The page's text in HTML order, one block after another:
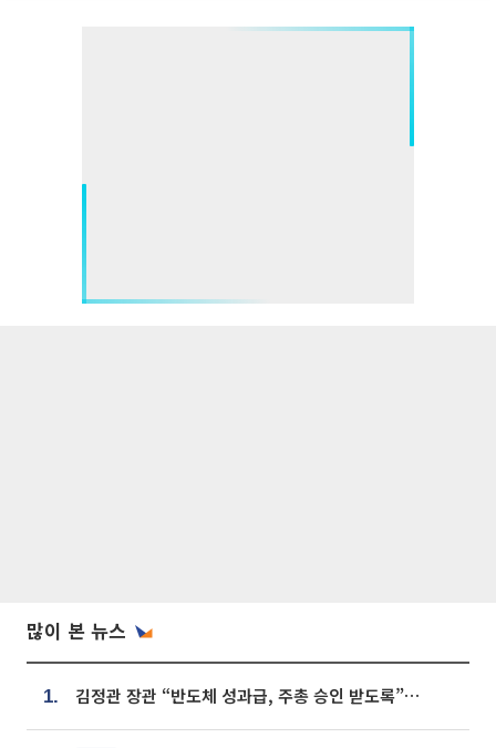
많이 본 뉴스
1. 김정관 장관 “반도체 성과급, 주총 승인 받도록”…상법·자본시장법 개정 시사